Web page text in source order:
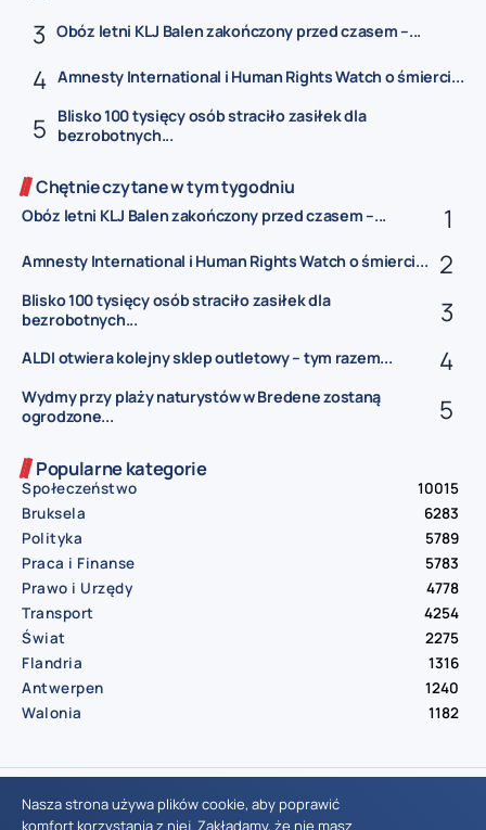
Obóz letni KLJ Balen zakończony przed czasem –...
Amnesty International i Human Rights Watch o śmierci...
Blisko 100 tysięcy osób straciło zasiłek dla
bezrobotnych...
Chętnie czytane w tym tygodniu
Obóz letni KLJ Balen zakończony przed czasem –...
Amnesty International i Human Rights Watch o śmierci...
Blisko 100 tysięcy osób straciło zasiłek dla
bezrobotnych...
ALDI otwiera kolejny sklep outletowy – tym razem...
Wydmy przy plaży naturystów w Bredene zostaną
ogrodzone...
Popularne kategorie
Społeczeństwo
10015
Bruksela
6283
Polityka
5789
Praca i Finanse
5783
Prawo i Urzędy
4778
Transport
4254
Świat
2275
Flandria
1316
Antwerpen
1240
Walonia
1182
© Aktualnosci.be – All Right Reserved 2016-2026
Nasza strona używa plików cookie, aby poprawić
komfort korzystania z niej. Zakładamy, że nie masz